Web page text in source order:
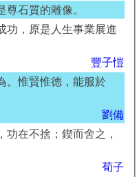
石質的雕像。
功，原是人生事業展進
豐子愷
。惟賢惟德，能服於
劉備
在不捨；鍥而舍之，
荀子